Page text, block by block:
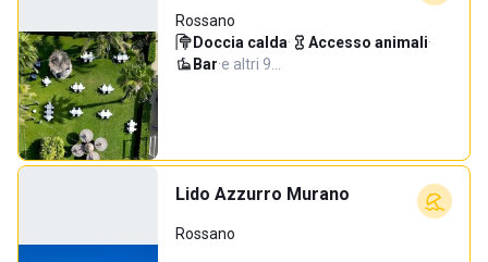
Rossano
Doccia calda· Accesso animali·
Bar·e altri 9…
Lido Azzurro Murano
Rossano